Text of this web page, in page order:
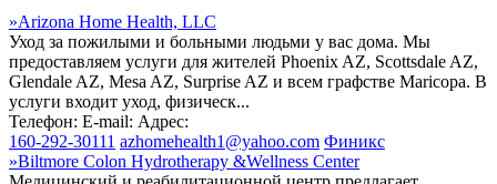
»Arizona Home Health, LLC
Уход за пожилыми и больными людьми у вас дома. Мы
предоставляем услуги для жителей Phoenix AZ, Scottsdale AZ,
Glendale AZ, Mesa AZ, Surprise AZ и всем графстве Maricopa. В
услуги входит уход, физическ...
Телефон: E-mail: Адрес:
160-292-30111 azhomehealth1@yahoo.com Финикс
»Biltmore Colon Hydrotherapy &Wellness Center